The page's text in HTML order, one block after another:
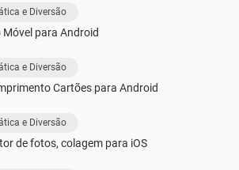
e Diversão
Móvel para Android
e Diversão
Cartões para Android
e Diversão
de fotos, colagem para iOS